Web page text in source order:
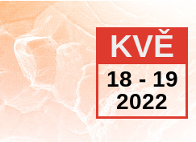
KVĚ
18 - 19
2022